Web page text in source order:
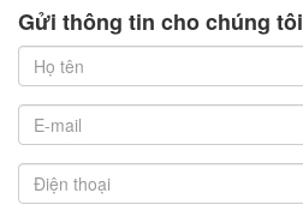
Gửi thông tin cho chúng tôi